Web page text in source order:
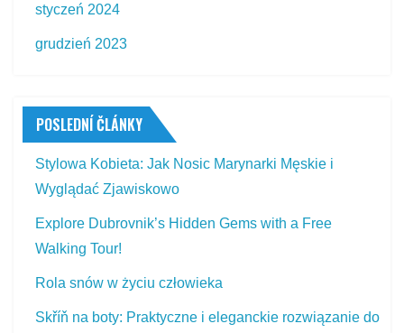
styczeń 2024
grudzień 2023
POSLEDNÍ ČLÁNKY
Stylowa Kobieta: Jak Nosic Marynarki Męskie i
Wyglądać Zjawiskowo
Explore Dubrovnik’s Hidden Gems with a Free
Walking Tour!
Rola snów w życiu człowieka
Skříň na boty: Praktyczne i eleganckie rozwiązanie do